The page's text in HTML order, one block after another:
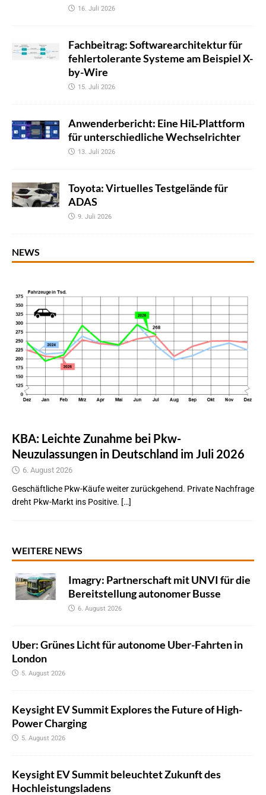
16. Juli 2026
Fachbeitrag: Softwarearchitektur für
fehlertolerante Systeme am Beispiel X-
by-Wire
15. Juli 2026
Anwenderbericht: Eine HiL-Plattform
für unterschiedliche Wechselrichter
13. Juli 2026
Toyota: Virtuelles Testgelände für
ADAS
9. Juli 2026
NEWS
KBA: Leichte Zunahme bei Pkw-
Neuzulassungen in Deutschland im Juli 2026
6. August 2026
Geschäftliche Pkw-Käufe weiter zurückgehend. Private Nachfrage
dreht Pkw-Markt ins Positive. […]
WEITERE NEWS
Imagry: Partnerschaft mit UNVI für die
Bereitstellung autonomer Busse
6. August 2026
Uber: Grünes Licht für autonome Uber-Fahrten in
London
5. August 2026
Keysight EV Summit Explores the Future of High-
Power Charging
5. August 2026
Keysight EV Summit beleuchtet Zukunft des
Hochleistungsladens